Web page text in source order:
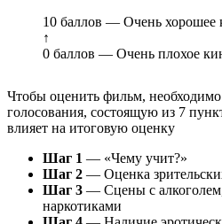
10 баллов — Очень хорошее
↑
0 баллов — Очень плохое
Чтобы оценить фильм,
голосования, состоящую из 7
влияет на итоговую оценку
Шаг 1 — «Чему учит?»
Шаг 2 — Оценка
Шаг 3 — Сцены с
наркотиками